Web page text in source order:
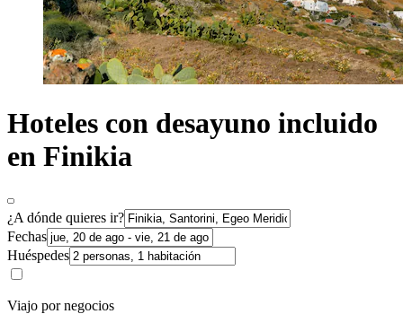
Hoteles con desayuno incluido
en Finikia
¿A dónde quieres ir?
Fechas
Huéspedes
Viajo por negocios